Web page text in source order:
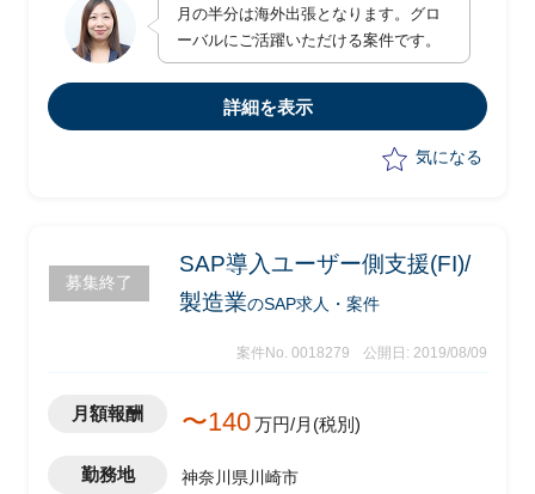
領域のリーダー
もしくはプロジェクト全体のPMO
月の半分は海外出張となります。グロ
ーバルにご活躍いただける案件です。
詳細を表示
気になる
募集終了
SAP導入ユーザー側支援(FI)/
製造業のSAP求人・案件
案件No. 0018279 公開日: 2019/08/09
月額報酬 〜140万円/月(税別)
勤務地 神奈川県川崎市